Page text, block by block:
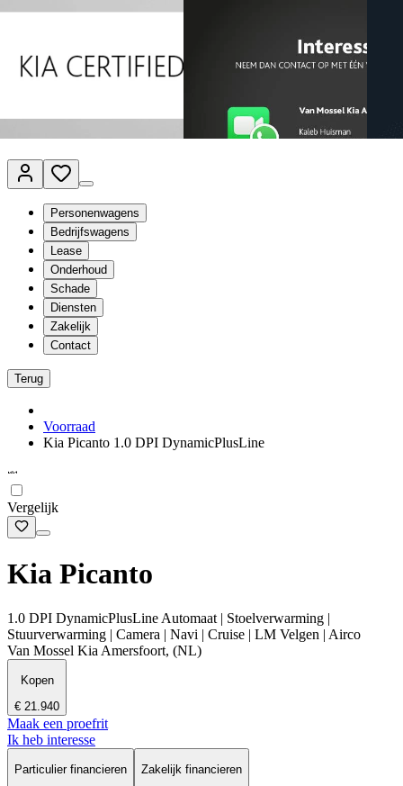
Werkplaatsplanner
Vacatures
Personenwagens
Bedrijfswagens
Lease
Onderhoud
Schade
Diensten
Zakelijk
Contact
Terug
Voorraad
Kia Picanto 1.0 DPI DynamicPlusLine
Vergelijk
Kia Picanto
1.0 DPI DynamicPlusLine Automaat | Stoelverwarming |
Stuurverwarming | Camera | Navi | Cruise | LM Velgen | Airco
Van Mossel Kia Amersfoort, (NL)
Kopen
€ 21.940
Maak een proefrit
Ik heb interesse
Particulier financieren
Zakelijk financieren